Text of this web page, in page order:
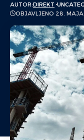
AUTOR:DIREKT
OBJAVLJENO 28.